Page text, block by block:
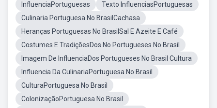
InfluenciaPortuguesas
Texto InfluenciasPortuguesas
Culinaria Portuguesa No BrasilCachasa
Heranças Portuguesas No BrasilSal E Azeite E Café
Costumes E TradiçõesDos No Portugueses No Brasil
Imagem De InfluenciaDos Portugueses No Brasil Cultura
Influencia Da CulinariaPortuguesa No Brasil
CulturaPortuguesa No Brasil
ColonizaçãoPortuguesa No Brasil